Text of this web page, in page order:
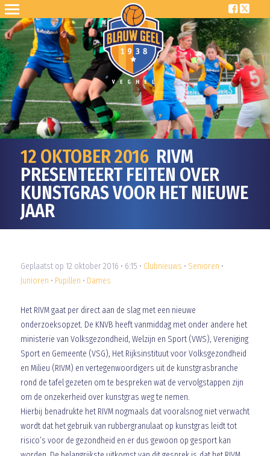
12 OKTOBER 2016RIVM
PRESENTEERT FEITEN OVER
KUNSTGRAS VOOR HET NIEUWE
JAAR
Geplaatst op 12 oktober 2016 • 6:15 • Clubnieuws • Senioren •
Junioren • Pupillen • Dames
Het RIVM gaat per direct aan de slag met een nieuwe
onderzoeksopzet. De KNVB heeft vanmiddag met onder andere het
ministerie van Volksgezondheid, Welzijn en Sport (VWS), Vereniging
Sport en Gemeente (VSG), Het Rijksinstituut voor Volksgezondheid
en Milieu (RIVM) en vertegenwoordigers uit de kunstgrasbranche
rond de tafel gezeten om te bespreken wat de vervolgstappen zijn
om de onzekerheid over kunstgras weg te nemen.
Hierbij benadrukte het RIVM nogmaals dat vooralsnog niet verwacht
wordt dat het gebruik van rubbergranulaat op kunstgras leidt tot
risico’s voor de gezondheid en er dus gewoon op gesport kan